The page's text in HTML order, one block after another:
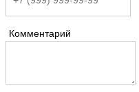
Комментарий